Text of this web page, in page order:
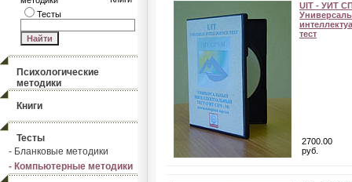
Тесты
Психологические
методики
Книги
Тесты
- Бланковые методики
- Компьютерные методики
UIT - УИТ
тест
2700.00
руб.